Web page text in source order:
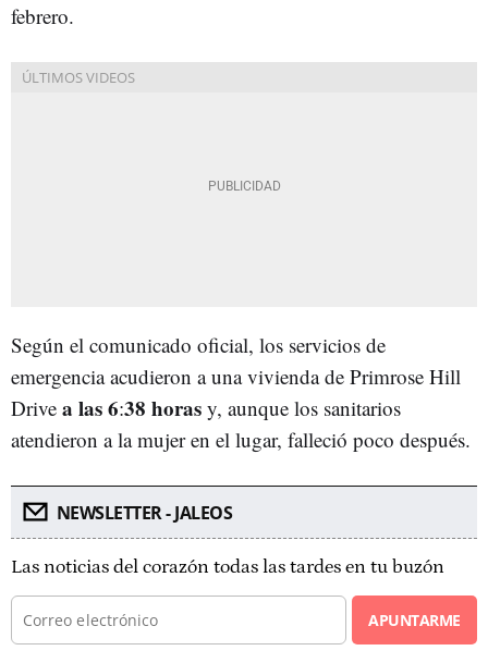
febrero.
Según el comunicado oficial, los servicios de
emergencia acudieron a una vivienda de Primrose Hill
Drive a las 6:38 horas y, aunque los sanitarios
atendieron a la mujer en el lugar, falleció poco después.
NEWSLETTER - JALEOS
Las noticias del corazón todas las tardes en tu buzón
APUNTARME